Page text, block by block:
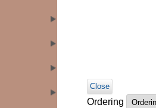
Close
Ordering